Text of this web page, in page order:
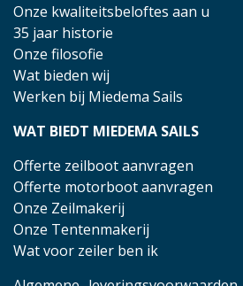
Onze kwaliteitsbeloftes aan u
35 jaar historie
Onze filosofie
Wat bieden wij
Werken bij Miedema Sails
WAT BIEDT MIEDEMA SAILS
Offerte zeilboot aanvragen
Offerte motorboot aanvragen
Onze Zeilmakerij
Onze Tentenmakerij
Wat voor zeiler ben ik